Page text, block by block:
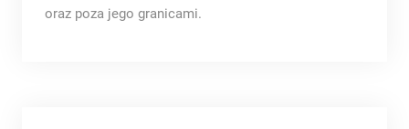
oraz poza jego granicami.